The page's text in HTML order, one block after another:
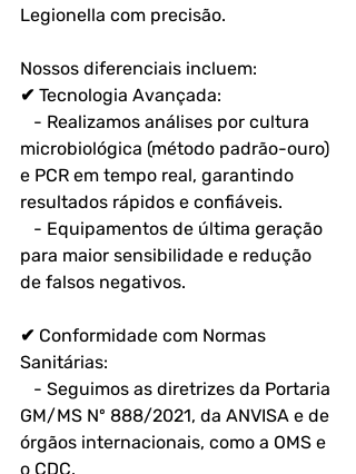
Legionella com precisão.
Nossos diferenciais incluem:
✔ Tecnologia Avançada:
microbiológica (método padrão-ouro)
e PCR em tempo real, garantindo
resultados rápidos e confiáveis.
para maior sensibilidade e redução
de falsos negativos.
✔ Conformidade com Normas
Sanitárias:
GM/MS Nº 888/2021, da ANVISA e de
órgãos internacionais, como a OMS e
o CDC.